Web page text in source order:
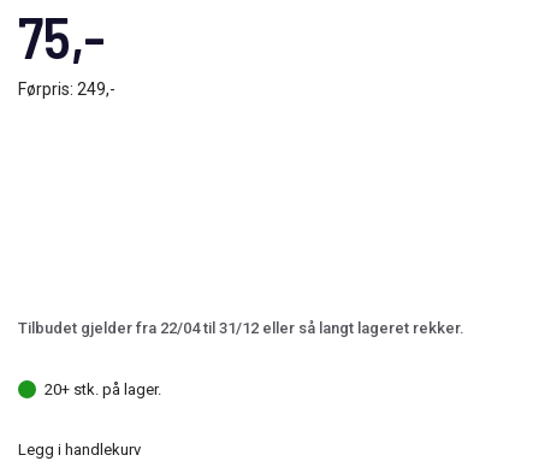
75,-
Førpris: 249,-
Tilbudet gjelder fra 22/04 til 31/12 eller så langt lageret rekker.
20+ stk. på lager.
Legg i handlekurv